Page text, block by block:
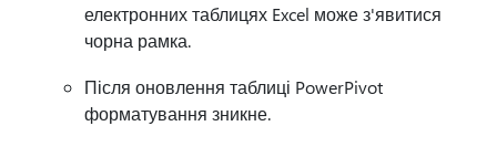
електронних таблицях Excel може з'явитися
чорна рамка.
Після оновлення таблиці PowerPivot
форматування зникне.